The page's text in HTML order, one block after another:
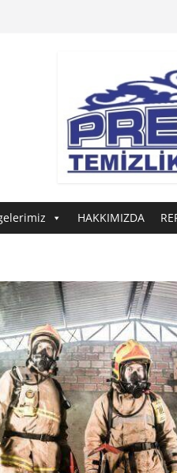
HAKKIMIZDA